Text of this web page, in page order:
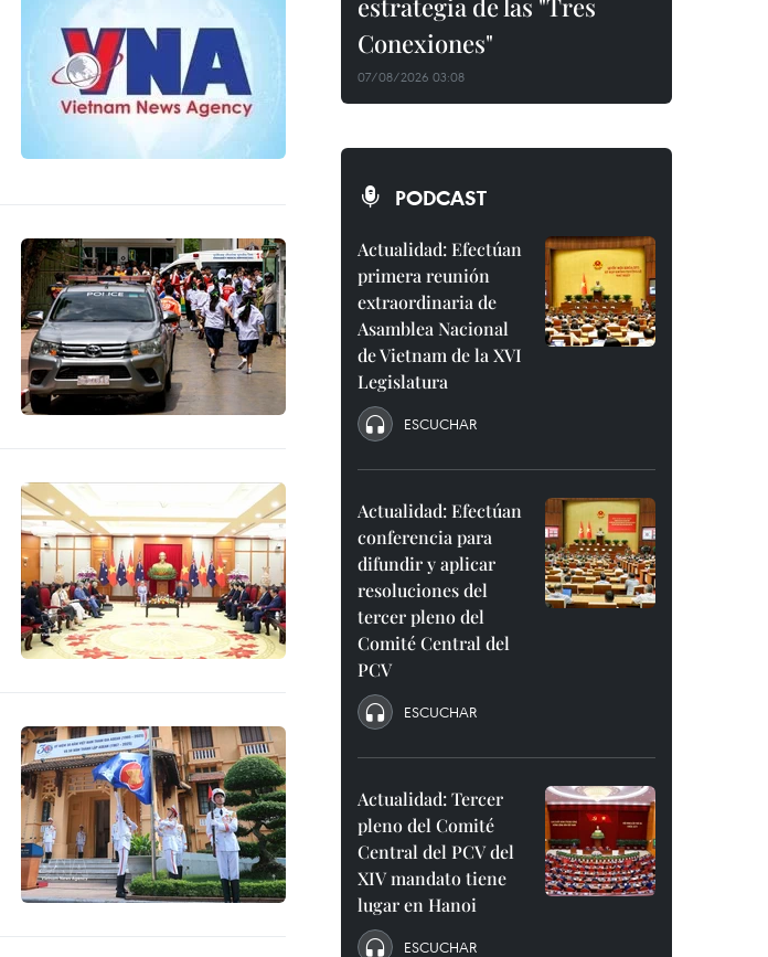
estrategia de las "Tres
Conexiones"
07/08/2026 03:08
PODCAST
Actualidad: Efectúan
primera reunión
extraordinaria de
Asamblea Nacional
de Vietnam de la XVI
Legislatura
ESCUCHAR
Actualidad: Efectúan
conferencia para
difundir y aplicar
resoluciones del
tercer pleno del
Comité Central del
PCV
ESCUCHAR
Actualidad: Tercer
pleno del Comité
Central del PCV del
XIV mandato tiene
lugar en Hanoi
ESCUCHAR